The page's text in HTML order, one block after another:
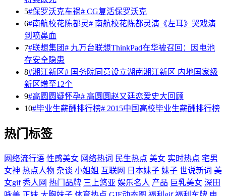
5#保罗沃克车祸# CG复活保罗沃克
6#南航校花陈都灵# 南航校花陈都灵演《左耳》哭戏演
到喷鼻血
7#联想集团# 九万台联想ThinkPad在华被召回：因电池
存安全隐患
8#湘江新区# 国务院同意设立湖南湘江新区 内地国家级
新区增至12个
9#高圆圆疑怀孕# 高圆圆赵又廷恋爱史大回顾
10#毕业生薪酬排行榜# 2015中国高校毕业生薪酬排行榜
热门标签
网络流行语 性感美女 网络热词 民生热点 美女 实时热点 宅男
女神 热点人物 杂谈 小姐姐 互联网 日本妹子 妹子 世说新词 美
女gif 秀人网 热门品牌 三上悠亚 娱乐名人 产品 巨乳美女 深田